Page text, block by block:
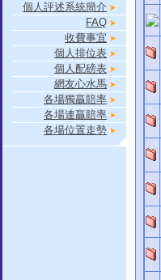
個人評述系統簡介
FAQ
收費事宜
個人排位表
個人配磅表
網友心水馬
各場獨贏賠率
各場連贏賠率
各場位置走勢